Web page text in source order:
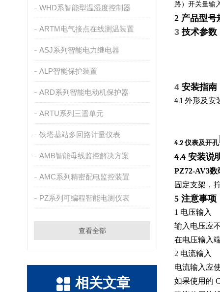
WHD系智能型温湿度控制器
ARTM电气接点在线测温装置
ASJ系列智能电力继电器
ALP智能保护装置
ARD系列智能电动机保护器
ARTU系列三遥单元
铁塔基站多回路计量仪表
AMB智能母线监控解决方案
AMC系列精密配电监控装置
PZ系列可编程智能电测仪表
查看全部
相关文章
路）开关量输
2 产品型号
3技术参数
4 安装指南
4.1 外形及安
4.2 仪表及开孔
4.4 安装说
PZ72-AV3
固定支架，
5 注意事项
1 电压输入
输入电压应
在电压输入
2 电流输入
电流输入应
如果使用的